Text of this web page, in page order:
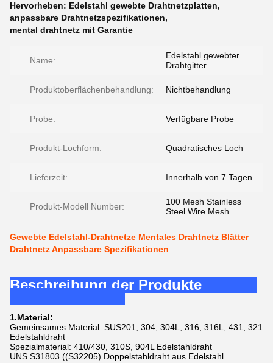
Hervorheben: Edelstahl gewebte Drahtnetzplatten,
anpassbare Drahtnetzspezifikationen,
mental drahtnetz mit Garantie
Name:
Edelstahl gewebter
Drahtgitter
Produktoberflächenbehandlung: Nichtbehandlung
Probe: Verfügbare Probe
Produkt-Lochform: Quadratisches Loch
Lieferzeit: Innerhalb von 7 Tagen
Produkt-Modell Number:
100 Mesh Stainless
Steel Wire Mesh
Gewebte Edelstahl-Drahtnetze Mentales Drahtnetz Blätter
Drahtnetz Anpassbare Spezifikationen
Beschreibung der Produkte
1.Material:
Gemeinsames Material: SUS201, 304, 304L, 316, 316L, 431, 321
Edelstahldraht
Spezialmaterial: 410/430, 310S, 904L Edelstahldraht
UNS S31803 ((S32205) Doppelstahldraht aus Edelstahl